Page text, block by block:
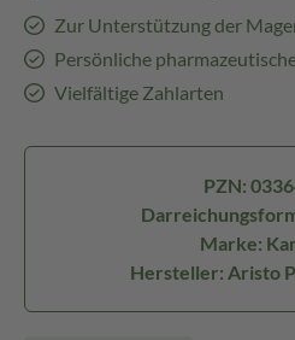
Zur Unterstützung der
Persönliche
Vielfältige Zahlarten
PZN:
Marke:
Hersteller: Aristo